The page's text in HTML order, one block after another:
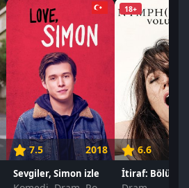
7.5 2018
Sevgiler, Simon izle
18+
6.6
İtiraf: Bölüm 2